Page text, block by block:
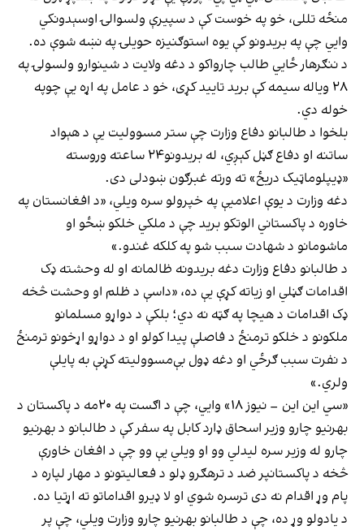
منځه تللی، خو په خوست کې د سپيرې ولسوالۍ اوسېدونکي
وایي چې په بریدونو کې یوه استوګنیزه حویلۍ په نښه شوې ده.
د ننګرهار ځايي طالب چارواکو د دغه ولایت د شینوارو ولسولۍ په
۲۸ ویاله سیمه کې برید تایید کړی، خو د عامل په اړه یې چوپه
خوله دي.
بلخوا د طالبانو دفاع وزارت چې ستر مسوولیت یې د هېواد
ساتنه او دفاع ګڼل کېږي، له بریدونو۲۴ ساعته وروسته
«ډيپلوماټيک دریځ» ته ورته غبرګون ښودلی دی.
دغه وزارت د یوې اعلامیې په خپرولو سره ویلي، «د افغانستان په
خاوره د پاکستاني الوتکو برید چې د ملکي خلکو ښځو او
ماشومانو د شهادت سبب شو په کلکه غندو.»
د طالبانو دفاع وزارت دغه بریدونه ظالمانه او له وحشته ډک
اقدامات ګڼلي او زیاته کړې یې ده، «داسې د ظلم او وحشت څخه
ډک اقدامات د هیچا په ګټه نه دي؛ بلکې د دواړو مسلمانو
ملکونو د خلکو ترمنځ د فاصلې پیدا کولو او د دواړو اړخونو ترمنځ
د نفرت سبب ګرځي او دغه ډول بې‌مسوولیته کړنې به پایلې
ولري.»
«سي این این – نیوز ۱۸» وایي، چې د اګست په ۲۰مه د پاکستان د
بهرنیو چارو وزیر اسحاق ډارد کابل په سفر کې د طالبانو د بهرنیو
چارو له وزیر سره لیدلي وو او ویلي یې وو چې د افغان خاورې
څخه د پاکستانپر ضد د ترهګرو ډلو د فعالیتونو د مهار لپاره د
پام وړ اقدام نه دی ترسره شوي او لا ډیرو اقداماتو ته اړتیا ده.
د یادولو وړ ده، چې د طالبانو بهرنیو چارو وزارت ویلي، چې پر